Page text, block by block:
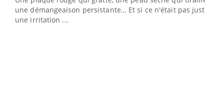
une démangeaison persistante… Et si ce n'était pas juste
une irritation ...